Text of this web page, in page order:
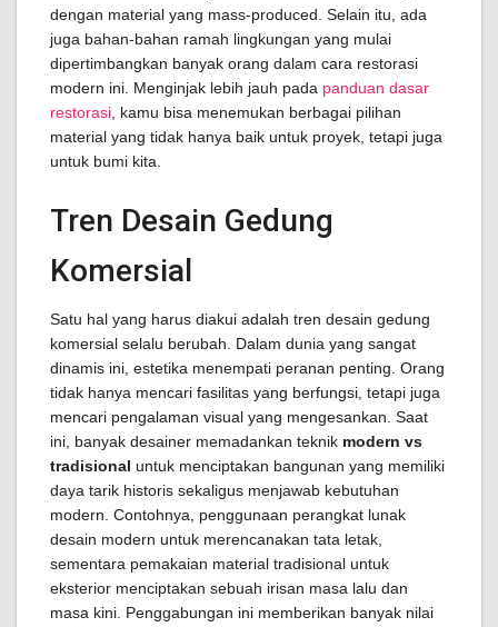
dengan material yang mass-produced. Selain itu, ada
juga bahan-bahan ramah lingkungan yang mulai
dipertimbangkan banyak orang dalam cara restorasi
modern ini. Menginjak lebih jauh pada panduan dasar
restorasi , kamu bisa menemukan berbagai pilihan
material yang tidak hanya baik untuk proyek, tetapi juga
untuk bumi kita.
Tren Desain Gedung
Komersial
Satu hal yang harus diakui adalah tren desain gedung
komersial selalu berubah. Dalam dunia yang sangat
dinamis ini, estetika menempati peranan penting. Orang
tidak hanya mencari fasilitas yang berfungsi, tetapi juga
mencari pengalaman visual yang mengesankan. Saat
ini, banyak desainer memadankan teknik modern vs
tradisional untuk menciptakan bangunan yang memiliki
daya tarik historis sekaligus menjawab kebutuhan
modern. Contohnya, penggunaan perangkat lunak
desain modern untuk merencanakan tata letak,
sementara pemakaian material tradisional untuk
eksterior menciptakan sebuah irisan masa lalu dan
masa kini. Penggabungan ini memberikan banyak nilai